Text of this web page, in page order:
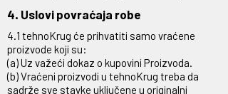
4. Uslovi povraćaja robe
4.1 tehnoKrug će prihvatiti samo vraćene
proizvode koji su:
(a) Uz važeći dokaz o kupovini Proizvoda.
(b) Vraćeni proizvodi u tehnoKrug treba da
sadrže sve stavke uključene u originalni